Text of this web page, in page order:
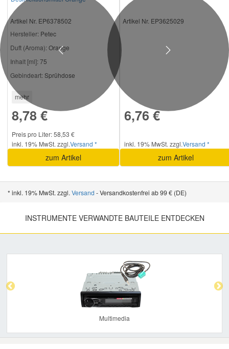
Artikel Nr. EP6378502
Hersteller: Petec
Duft (Aroma): Orange
Inhalt [ml]: 75
Gebindeart: Sprühdose
mehr
8,78 €
Preis pro Liter: 58,53 €
inkl. 19% MwSt. zzgl.Versand *
zum Artikel
Artikel Nr. EP3625029
6,76 €
inkl. 19% MwSt. zzgl.Versand *
zum Artikel
Previous Next
* inkl. 19% MwSt. zzgl. Versand - Versandkostenfrei ab 99 € (DE)
INSTRUMENTE VERWANDTE BAUTEILE ENTDECKEN
Multimedia